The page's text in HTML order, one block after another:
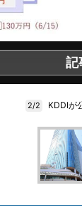
記
2/2 KDDIが